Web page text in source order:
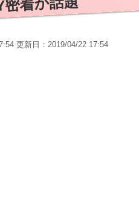
着が話題
更新日： 2019/04/22 17:54